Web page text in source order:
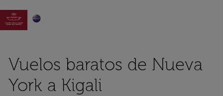

Vuelos baratos de Nueva
York a Kigali